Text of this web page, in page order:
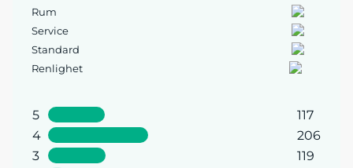
Rum
Service
Standard
Renlighet
5
117
4
206
3
119